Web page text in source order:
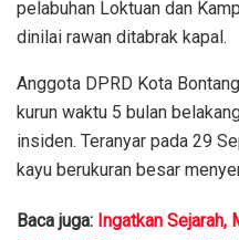
pelabuhan Loktuan dan
dinilai rawan ditabrak kapal.
Anggota DPRD Kota
kurun waktu 5 bulan
insiden. Teranyar pada 29
kayu berukuran besar
Baca juga: Ingatkan Sejarah,